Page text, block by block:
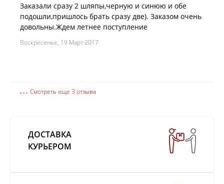
Заказали сразу 2 шляпы,черную и синюю и обе
подошли,пришлось брать сразу две). Заказом очень
довольны.Ждем летнее поступление
Воскресенье, 19 Март 2017
Смотреть еще 3 отзыва
ДОСТАВКА
КУРЬЕРОМ